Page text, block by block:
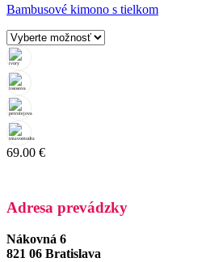
Bambusové kimono s tielkom
69.00 €
Adresa prevádzky
Nákovná 6
821 06 Bratislava